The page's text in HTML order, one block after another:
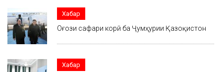
Хабар
Оғози сафари корӣ ба Ҷумҳурии Қазоқистон
Хабар